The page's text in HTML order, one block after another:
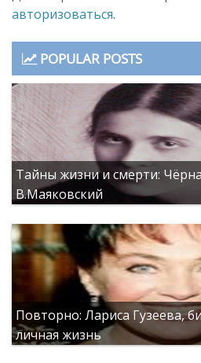
авторизоваться.
POPULAR POSTS
Тайны жизни и смерти:
В.Маяковский
Повторно: Лариса Гузеева,
личная жизнь